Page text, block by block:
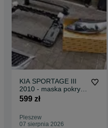
KIA SPORTAGE III
2010 - maska pokrya
silnika nowa idealna
599 zł
Pleszew
07 sierpnia 2026